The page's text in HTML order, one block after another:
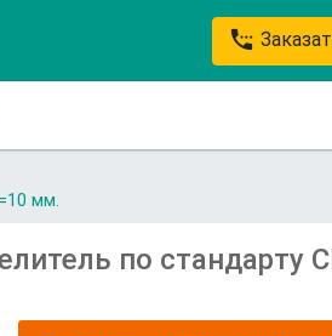
settings_phone
мм.
по стандарту